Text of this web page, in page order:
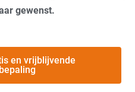
gewenst.
en vrijblijvende